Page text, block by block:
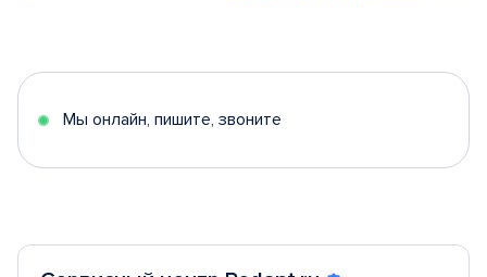
5
Мы онлайн, пишите, звоните